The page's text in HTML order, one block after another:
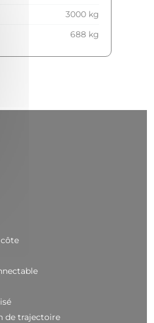
3000 kg
688 kg
de trajectoire